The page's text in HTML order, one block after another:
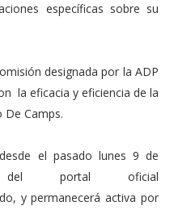
específicas sobre su
designada por la ADP
la eficacia y eficiencia de la
Camps.
el pasado lunes 9 de
portal oficial
y permanecerá activa por